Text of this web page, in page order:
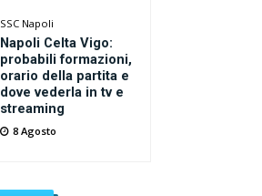
SSC Napoli
Napoli Celta Vigo:
probabili formazioni,
orario della partita e
dove vederla in tv e
streaming
8 Agosto